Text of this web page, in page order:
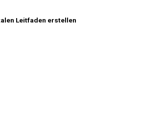
Leitfaden erstellen